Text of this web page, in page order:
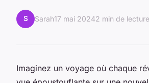
S Sarah17 mai 20242 min de lecture
Imaginez un voyage où chaque